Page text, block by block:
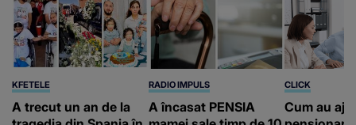
KFETELE
A trecut un an de la
RADIO IMPULS
A încasat PENSIA
CLICK
Cum au